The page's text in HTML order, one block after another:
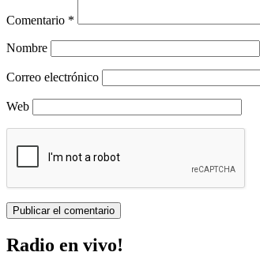
Comentario *
Nombre
Correo electrónico
Web
Radio en vivo!